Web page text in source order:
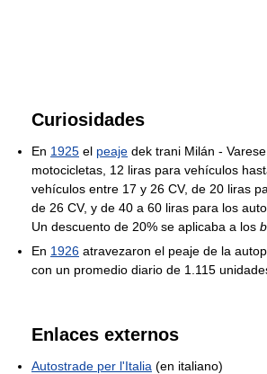
Curiosidades
En 1925 el peaje dek trani Milán -
motocicletas, 12 liras para vehículos
vehículos entre 17 y 26 CV, de 20 liras
de 26 CV, y de 40 a 60 liras para los
Un descuento de 20% se aplicaba a los
En 1926 atravezaron el peaje de la
con un promedio diario de 1.115
Enlaces externos
Autostrade per l'Italia (en italiano)